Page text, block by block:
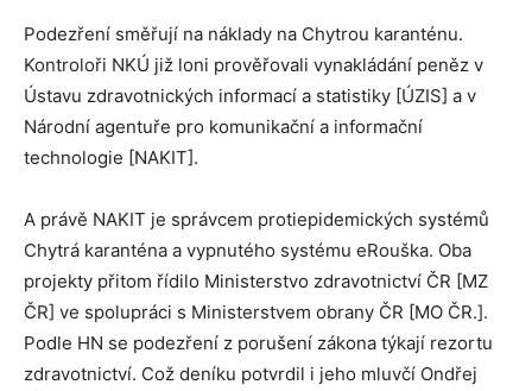
Podezření směřují na náklady na Chytrou karanténu.
Kontroloři NKÚ již loni prověřovali vynakládání peněz v
Ústavu zdravotnických informací a statistiky [ÚZIS] a v
Národní agentuře pro komunikační a informační
technologie [NAKIT].
A právě NAKIT je správcem protiepidemických systémů
Chytrá karanténa a vypnutého systému eRouška. Oba
projekty přitom řídilo Ministerstvo zdravotnictví ČR [MZ
ČR] ve spolupráci s Ministerstvem obrany ČR [MO ČR.].
Podle HN se podezření z porušení zákona týkají rezortu
zdravotnictví. Což deníku potvrdil i jeho mluvčí Ondřej